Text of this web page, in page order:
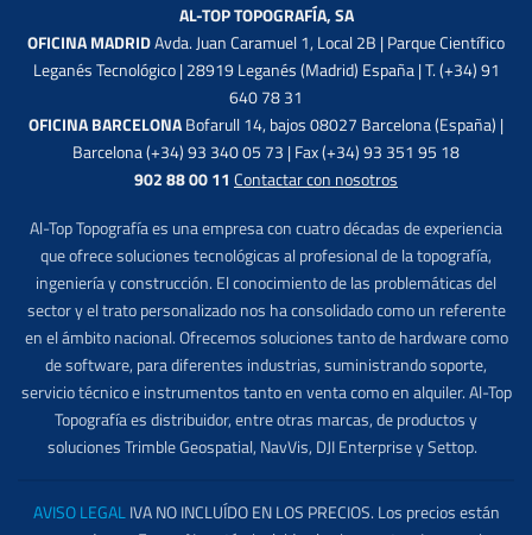
AL-TOP TOPOGRAFÍA, SA
OFICINA MADRIDAvda. Juan Caramuel 1, Local 2B | Parque Científico
Leganés Tecnológico | 28919 Leganés (Madrid) España | T. (+34) 91
640 78 31
OFICINA BARCELONABofarull 14, bajos 08027 Barcelona (España) |
Barcelona (+34) 93 340 05 73 | Fax (+34) 93 351 95 18
902 88 00 11 Contactar con nosotros
Al-Top Topografía es una empresa con cuatro décadas de experiencia
que ofrece soluciones tecnológicas al profesional de la topografía,
ingeniería y construcción. El conocimiento de las problemáticas del
sector y el trato personalizado nos ha consolidado como un referente
en el ámbito nacional. Ofrecemos soluciones tanto de hardware como
de software, para diferentes industrias, suministrando soporte,
servicio técnico e instrumentos tanto en venta como en alquiler. Al-Top
Topografía es distribuidor, entre otras marcas, de productos y
soluciones Trimble Geospatial, NavVis, DJI Enterprise y Settop.
AVISO LEGALIVA NO INCLUÍDO EN LOS PRECIOS. Los precios están